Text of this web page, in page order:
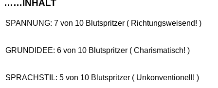
……INHALT
SPANNUNG: 7 von 10 Blutspritzer ( Richtungsweisend! )
GRUNDIDEE: 6 von 10 Blutspritzer ( Charismatisch! )
SPRACHSTIL: 5 von 10 Blutspritzer ( Unkonventionell! )